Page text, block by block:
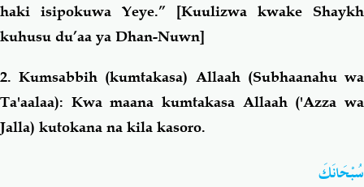
haki isipokuwa Yeye.” [Kuulizwa kwake Shaykh
kuhusu du’aa ya Dhan-Nuwn]
2. Kumsabbih (kumtakasa) Allaah (Subhaanahu wa
Ta'aalaa): Kwa maana kumtakasa Allaah ('Azza wa
Jalla) kutokana na kila kasoro.
سُبْحَانَكَ